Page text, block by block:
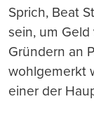
Sprich, Beat
sein, um
Gründern an
wohlgemerkt
einer der